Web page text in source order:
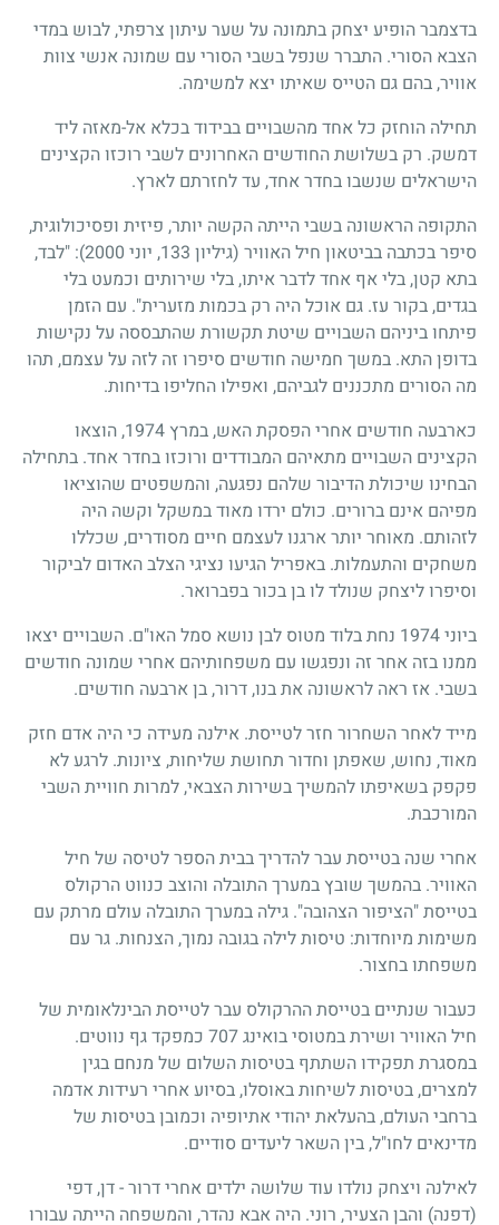
בדצמבר הופיע יצחק בתמונה על שער עיתון צרפתי, לבוש במדי
הצבא הסורי. התברר שנפל בשבי הסורי עם שמונה אנשי צוות
אוויר, בהם גם הטייס שאיתו יצא למשימה.
תחילה הוחזק כל אחד מהשבויים בבידוד בכלא אל-מאזה ליד
דמשק. רק בשלושת החודשים האחרונים לשבי רוכזו הקצינים
הישראלים שנשבו בחדר אחד, עד לחזרתם לארץ.
התקופה הראשונה בשבי הייתה הקשה יותר, פיזית ופסיכולוגית,
סיפר בכתבה בביטאון חיל האוויר (גיליון 133, יוני 2000): "לבד,
בתא קטן, בלי אף אחד לדבר איתו, בלי שירותים וכמעט בלי
בגדים, בקור עז. גם אוכל היה רק בכמות מזערית". עם הזמן
פיתחו ביניהם השבויים שיטת תקשורת שהתבססה על נקישות
בדופן התא. במשך חמישה חודשים סיפרו זה לזה על עצמם, תהו
מה הסורים מתכננים לגביהם, ואפילו החליפו בדיחות.
כארבעה חודשים אחרי הפסקת האש, במרץ 1974, הוצאו
הקצינים השבויים מתאיהם המבודדים ורוכזו בחדר אחד. בתחילה
הבחינו שיכולת הדיבור שלהם נפגעה, והמשפטים שהוציאו
מפיהם אינם ברורים. כולם ירדו מאוד במשקל וקשה היה
לזהותם. מאוחר יותר ארגנו לעצמם חיים מסודרים, שכללו
משחקים והתעמלות. באפריל הגיעו נציגי הצלב האדום לביקור
וסיפרו ליצחק שנולד לו בן בכור בפברואר.
ביוני 1974 נחת בלוד מטוס לבן נושא סמל האו"ם. השבויים יצאו
ממנו בזה אחר זה ונפגשו עם משפחותיהם אחרי שמונה חודשים
בשבי. אז ראה לראשונה את בנו, דרור, בן ארבעה חודשים.
מייד לאחר השחרור חזר לטייסת. אילנה מעידה כי היה אדם חזק
מאוד, נחוש, שאפתן וחדור תחושת שליחות, ציונות. לרגע לא
פקפק בשאיפתו להמשיך בשירות הצבאי, למרות חוויית השבי
המורכבת.
אחרי שנה בטייסת עבר להדריך בבית הספר לטיסה של חיל
האוויר. בהמשך שובץ במערך התובלה והוצב כנווט הרקולס
בטייסת "הציפור הצהובה". גילה במערך התובלה עולם מרתק עם
משימות מיוחדות: טיסות לילה בגובה נמוך, הצנחות. גר עם
משפחתו בחצור.
כעבור שנתיים בטייסת ההרקולס עבר לטייסת הבינלאומית של
חיל האוויר ושירת במטוסי בואינג 707 כמפקד גף נווטים.
במסגרת תפקידו השתתף בטיסות השלום של מנחם בגין
למצרים, בטיסות לשיחות באוסלו, בסיוע אחרי רעידות אדמה
ברחבי העולם, בהעלאת יהודי אתיופיה וכמובן בטיסות של
מדינאים לחו"ל, בין השאר ליעדים סודיים.
לאילנה ויצחק נולדו עוד שלושה ילדים אחרי דרור - דן, דפי
(דפנה) והבן הצעיר, רוני. היה אבא נהדר, והמשפחה הייתה עבורו